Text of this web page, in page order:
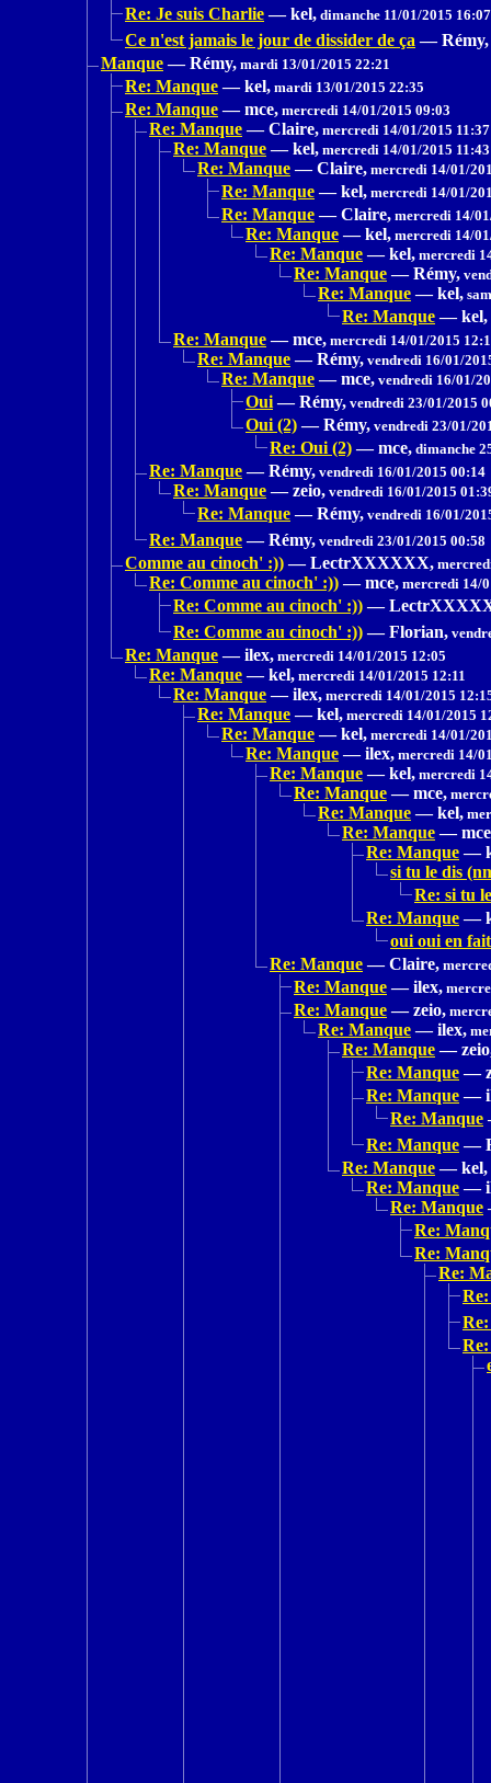
Re: Je suis Charlie — kel, dimanche 11/01/2015 16:07
Ce n'est jamais le jour de dissider de ça — Rémy,
Manque — Rémy, mardi 13/01/2015 22:21
Re: Manque — kel, mardi 13/01/2015 22:35
Re: Manque — mce, mercredi 14/01/2015 09:03
Re: Manque — Claire, mercredi 14/01/2015 11:37
Re: Manque — kel, mercredi 14/01/2015 11:43
Re: Manque — Claire, mercredi 14/01/
Re: Manque — kel, mercredi 14/01/
Re: Manque — Claire, mercredi 14/
Re: Manque — kel, mercredi 14/
Re: Manque — kel, mercredi
Re: Manque — Rémy,
Re: Manque — kel,
Re: Manque — kel,
Re: Manque — mce, mercredi 14/01/2015
Re: Manque — Rémy, vendredi 16/01/
Re: Manque — mce, vendredi 16/01/
Oui — Rémy, vendredi 23/01/2015
Oui (2) — Rémy, vendredi 23/01/
Re: Oui (2) — mce, dimanche
Re: Manque — Rémy, vendredi 16/01/2015 00:14
Re: Manque — zeio, vendredi 16/01/2015
Re: Manque — Rémy, vendredi 16/01/
Re: Manque — Rémy, vendredi 23/01/2015 00:58
Comme au cinoch' :)) — LectrXXXXXX,
Re: Comme au cinoch' :)) — mce, mercredi 14/
Re: Comme au cinoch' :)) —
Re: Comme au cinoch' :)) — Florian,
Re: Manque — ilex, mercredi 14/01/2015 12:05
Re: Manque — kel, mercredi 14/01/2015 12:11
Re: Manque — ilex, mercredi 14/01/2015
Re: Manque — kel, mercredi 14/01/2015
Re: Manque — kel, mercredi 14/01/
Re: Manque — ilex, mercredi 14/
Re: Manque — kel, mercredi
Re: Manque — mce,
Re: Manque — kel,
Re: Manque —
Re: Manque —
si tu le dis
Re: si tu
Re: Manque —
oui oui en
Re: Manque — Claire,
Re: Manque — ilex,
Re: Manque — zeio,
Re: Manque — ilex,
Re: Manque —
Re: Manque —
Re: Manque —
Re: Manque
Re: Manque —
Re: Manque — kel,
Re: Manque —
Re: Manque
Re:
Re:
Re: